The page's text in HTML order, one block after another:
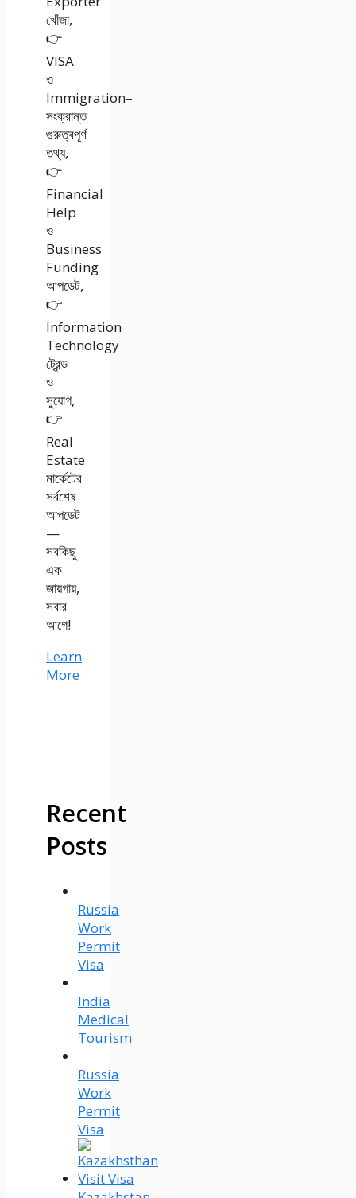
খোঁজা,
👉
VISA
ও
Immigration–
সংক্রান্ত
গুরুত্বপূর্ণ
তথ্য,
👉
Financial
Help
ও
Business
Funding
আপডেট,
👉
Information
Technology
ট্রেন্ড
ও
সুযোগ,
👉
Real
Estate
মার্কেটের
সর্বশেষ
আপডেট
—
সবকিছু
এক
জায়গায়,
সবার
আগে!
Learn
More
Recent
Posts
Russia
Work
Permit
Visa
India
Medical
Tourism
Russia
Work
Permit
Visa